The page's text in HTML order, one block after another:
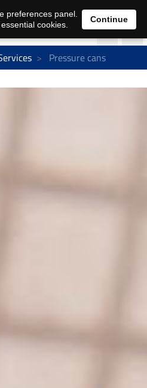
Pressure cans
preferences panel.
cookies.
Continue